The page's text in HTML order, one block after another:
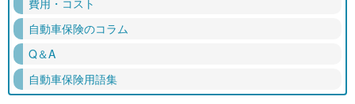
自動車保険のコラム
Q＆A
自動車保険用語集